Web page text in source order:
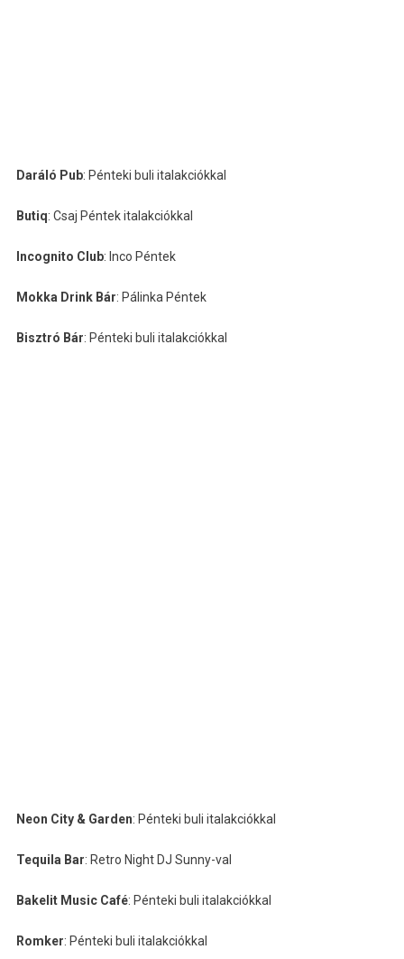
Daráló Pub: Pénteki buli italakciókkal
Butiq: Csaj Péntek italakciókkal
Incognito Club: Inco Péntek
Mokka Drink Bár: Pálinka Péntek
Bisztró Bár: Pénteki buli italakciókkal
Neon City & Garden: Pénteki buli italakciókkal
Tequila Bar: Retro Night DJ Sunny-val
Bakelit Music Café: Pénteki buli italakciókkal
Romker: Pénteki buli italakciókkal